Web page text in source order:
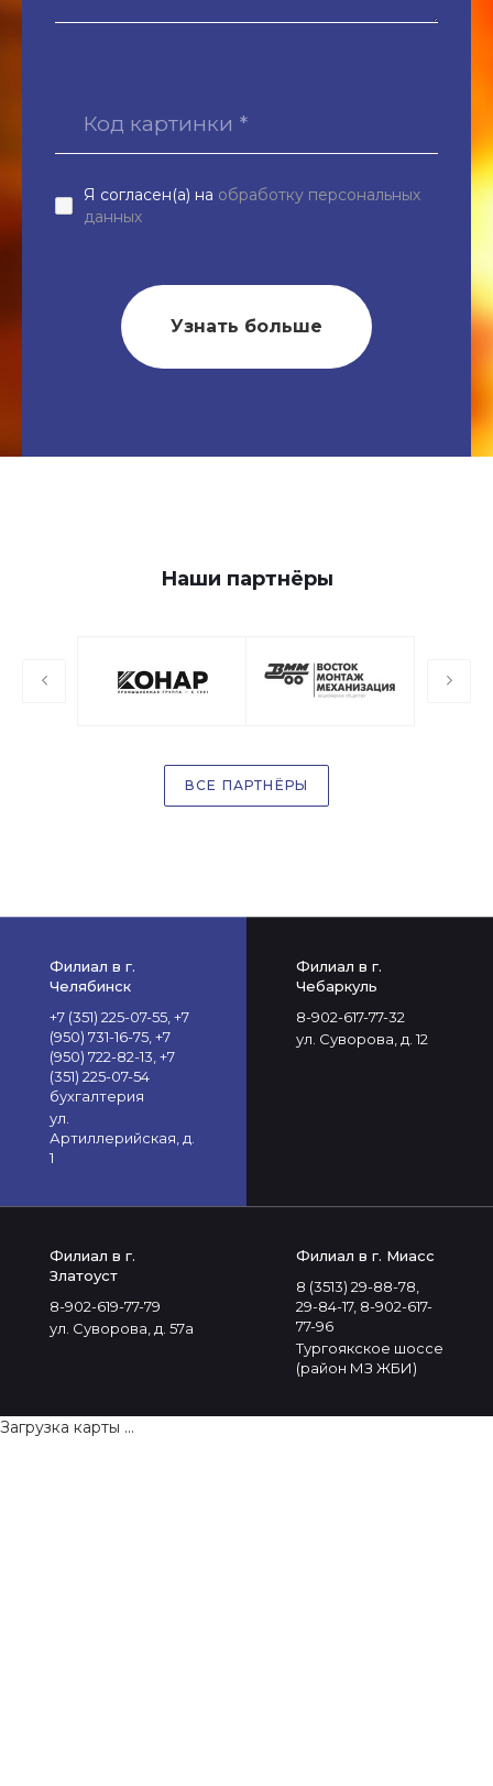
Я согласен(а) на обработку персональных
данных
Наши партнёры
ВСЕ ПАРТНЁРЫ
Филиал в г.
Челябинск
+7 (351) 225-07-55, +7
(950) 731-16-75, +7
(950) 722-82-13, +7
(351) 225-07-54
бухгалтерия
ул.
Артиллерийская, д.
1
Филиал в г.
Чебаркуль
8-902-617-77-32
ул. Суворова, д. 12
Филиал в г.
Златоуст
8-902-619-77-79
ул. Суворова, д. 57а
Филиал в г. Миасс
8 (3513) 29-88-78,
29-84-17, 8-902-617-
77-96
Тургоякское шоссе
(район МЗ ЖБИ)
Загрузка карты ...